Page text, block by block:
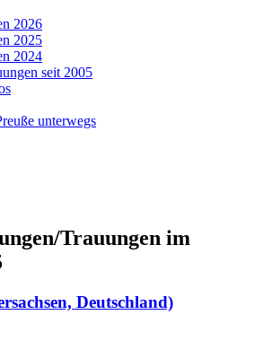
2026
2025
2024
seit 2005
unterwegs
Trauungen im
Deutschland)